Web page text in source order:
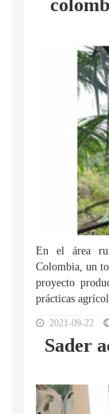
En el área
Colombia, un
proyecto
prácticas
2021-09-22
Sader